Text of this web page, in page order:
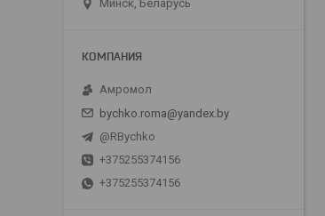
Минск, Беларусь
Амромол
bychko.roma@yandex.by
@RBychko
+375255374156
+375255374156